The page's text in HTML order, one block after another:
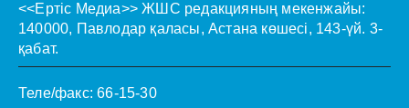
<<Ертіс Медиа>> ЖШС редакцияның мекенжайы:
140000, Павлодар қаласы, Астана көшесі, 143-үй. 3-
қабат.
Теле/факс: 66-15-30